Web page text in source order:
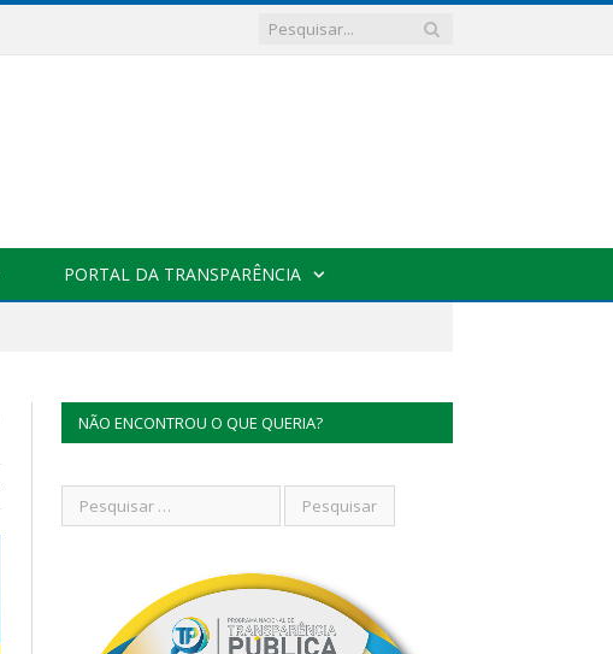
PORTAL DA TRANSPARÊNCIA
NÃO ENCONTROU O QUE QUERIA?